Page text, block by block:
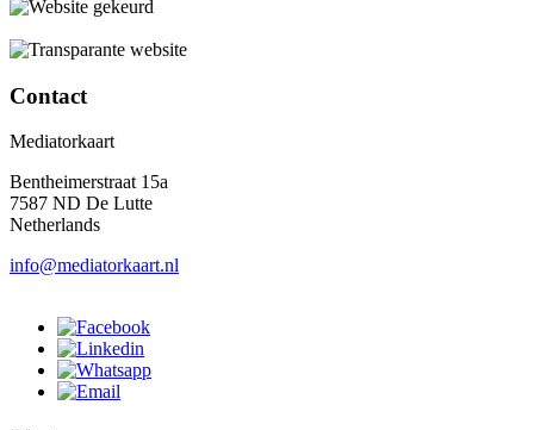
Contact
Mediatorkaart
Bentheimerstraat 15a
7587 ND De Lutte
Netherlands
info@mediatorkaart.nl